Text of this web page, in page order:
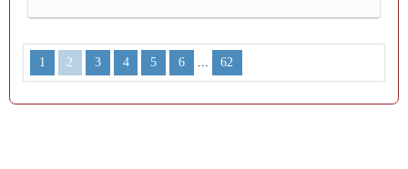
1 2 3 4 5 6 ... 62